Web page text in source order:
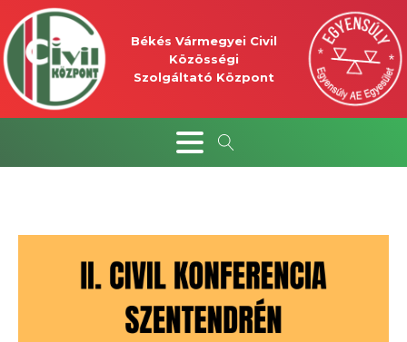
Békés Vármegyei Civil
Közösségi
Szolgáltató Központ